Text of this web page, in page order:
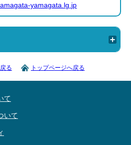
yamagata.lg.jp
る トップページへ戻る
て
いて